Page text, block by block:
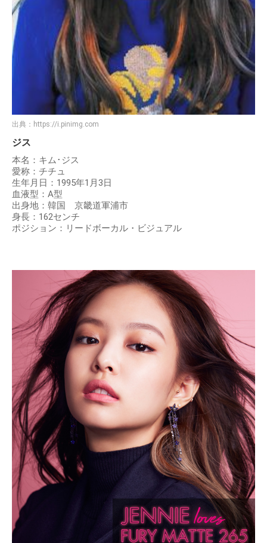
出典： https://i.pinimg.com
ジス
本名：キム･ジス
愛称：チチュ
生年月日：1995年1月3日
血液型：A型
出身地：韓国 京畿道軍浦市
身長：162センチ
ポジション：リードボーカル・ビジュアル